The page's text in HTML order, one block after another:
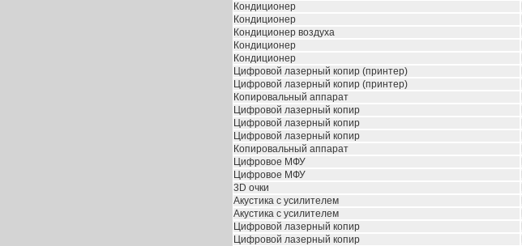
Кондиционер
Кондиционер
Кондиционер воздуха
Кондиционер
Кондиционер
Цифровой лазерный копир (принтер)
Цифровой лазерный копир (принтер)
Копировальный аппарат
Цифровой лазерный копир
Цифровой лазерный копир
Цифровой лазерный копир
Копировальный аппарат
Цифровое МФУ
Цифровое МФУ
3D очки
Акустика с усилителем
Акустика с усилителем
Цифровой лазерный копир
Цифровой лазерный копир